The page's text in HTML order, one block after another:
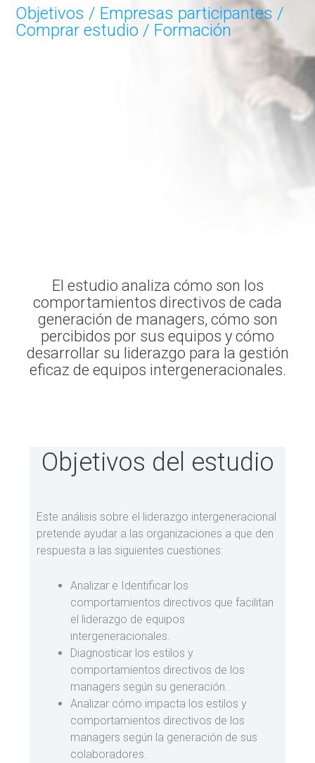
Objetivos / Empresas participantes /
Comprar estudio / Formación
El estudio analiza cómo son los
comportamientos directivos de cada
generación de managers, cómo son
percibidos por sus equipos y cómo
desarrollar su liderazgo para la gestión
eficaz de equipos intergeneracionales.
Objetivos del estudio
Este análisis sobre el liderazgo intergeneracional
pretende ayudar a las organizaciones a que den
respuesta a las siguientes cuestiones:
Analizar e Identificar los
comportamientos directivos que facilitan
el liderazgo de equipos
intergeneracionales.
Diagnosticar los estilos y
comportamientos directivos de los
managers según su generación.
Analizar cómo impacta los estilos y
comportamientos directivos de los
managers según la generación de sus
colaboradores.